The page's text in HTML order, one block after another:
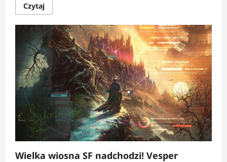
CzytajDowiedz
się
o
Kwiecień
pod
znakiem
Rebisu
–
trzy
premiery
książkowe
Wielka wiosna SF nadchodzi! Vesper